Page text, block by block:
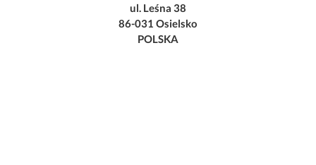
ul. Leśna 38
86-031 Osielsko
POLSKA